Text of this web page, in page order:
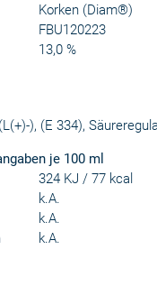
Korken (Diam®)
FBU120223
13,0 %
), (E 334),
je 100 ml
324 KJ / 77 kcal
k.A.
k.A.
k.A.